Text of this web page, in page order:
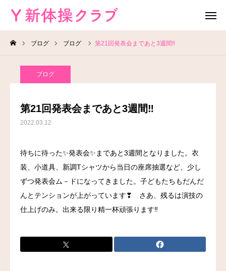
ブログ ブログ 第21回発表会まであと3週間‼
ブログ
第21回発表会まであと3週間‼
2022.03.12
待ちに待った✨発表会✨まであと3週間となりました。衣
装、小道具、新調Tシャツから当日の座席抽選など、少し
ずつ発表会ム－ドになってきました。子どもたちもだんだ
んとテンションが上がっています❣ さあ、残るは演技の
仕上げのみ。出来る限り精一杯頑張ります‼
無料体験
HOME
教室概要
よくある質問